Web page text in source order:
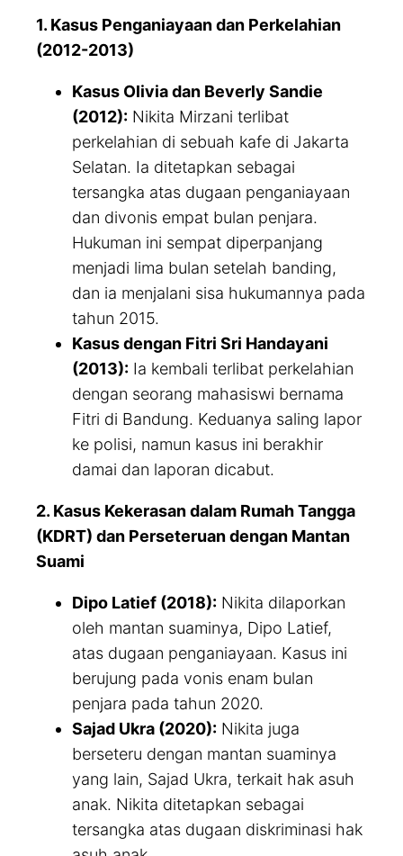
1. Kasus Penganiayaan dan Perkelahian
(2012-2013)
Kasus Olivia dan Beverly Sandie
(2012): Nikita Mirzani terlibat
perkelahian di sebuah kafe di Jakarta
Selatan. Ia ditetapkan sebagai
tersangka atas dugaan penganiayaan
dan divonis empat bulan penjara.
Hukuman ini sempat diperpanjang
menjadi lima bulan setelah banding,
dan ia menjalani sisa hukumannya pada
tahun 2015.
Kasus dengan Fitri Sri Handayani
(2013): Ia kembali terlibat perkelahian
dengan seorang mahasiswi bernama
Fitri di Bandung. Keduanya saling lapor
ke polisi, namun kasus ini berakhir
damai dan laporan dicabut.
2. Kasus Kekerasan dalam Rumah Tangga
(KDRT) dan Perseteruan dengan Mantan
Suami
Dipo Latief (2018): Nikita dilaporkan
oleh mantan suaminya, Dipo Latief,
atas dugaan penganiayaan. Kasus ini
berujung pada vonis enam bulan
penjara pada tahun 2020.
Sajad Ukra (2020): Nikita juga
berseteru dengan mantan suaminya
yang lain, Sajad Ukra, terkait hak asuh
anak. Nikita ditetapkan sebagai
tersangka atas dugaan diskriminasi hak